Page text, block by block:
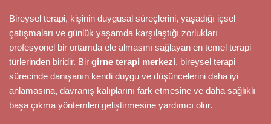
Bireysel terapi, kişinin duygusal süreçlerini, yaşadığı içsel
çatışmaları ve günlük yaşamda karşılaştığı zorlukları
profesyonel bir ortamda ele almasını sağlayan en temel terapi
türlerinden biridir. Bir girne terapi merkezi, bireysel terapi
sürecinde danışanın kendi duygu ve düşüncelerini daha iyi
anlamasına, davranış kalıplarını fark etmesine ve daha sağlıklı
başa çıkma yöntemleri geliştirmesine yardımcı olur.